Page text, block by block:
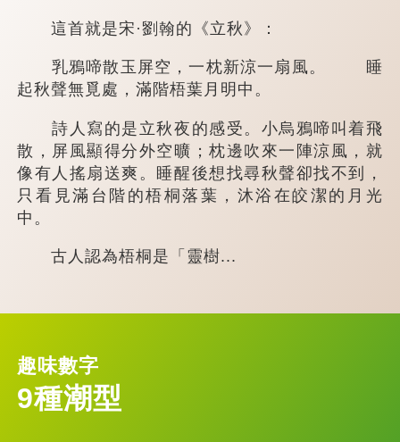
這首就是宋·劉翰的《立秋》：
乳鴉啼散玉屏空，一枕新涼一扇風。 睡
起秋聲無覓處，滿階梧葉月明中。
詩人寫的是立秋夜的感受。小烏鴉啼叫着飛
散，屏風顯得分外空曠；枕邊吹來一陣涼風，就
像有人搖扇送爽。睡醒後想找尋秋聲卻找不到，
只看見滿台階的梧桐落葉，沐浴在皎潔的月光
中。
古人認為梧桐是「靈樹...
趣味數字
9種潮型